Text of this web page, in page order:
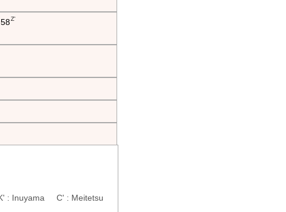
58Z'
Inuyama C' : Meitetsu